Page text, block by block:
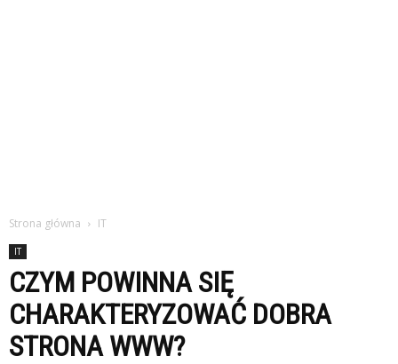
Strona główna IT
IT
CZYM POWINNA SIĘ
CHARAKTERYZOWAĆ DOBRA
STRONA WWW?